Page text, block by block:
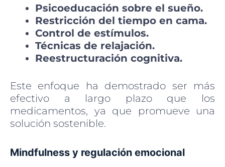
Psicoeducación sobre el sueño.
Restricción del tiempo en cama.
Control de estímulos.
Técnicas de relajación.
Reestructuración cognitiva.
Este enfoque ha demostrado ser más
efectivo a largo plazo que los
medicamentos, ya que promueve una
solución sostenible.
Mindfulness y regulación emocional